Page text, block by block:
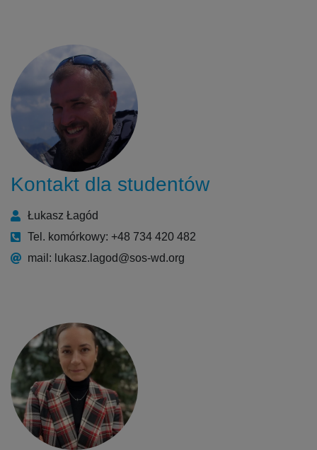
Kontakt dla studentów
Łukasz Łagód
Tel. komórkowy: +48 734 420 482
mail: lukasz.lagod@sos-wd.org